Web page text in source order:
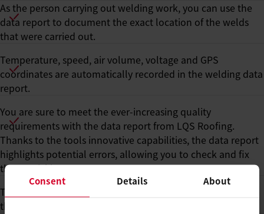
Consent Details About
As the person carrying out welding work, you can use the
data report to document the exact location of the welds
that were carried out.
Temperature, speed, air volume, voltage and GPS
coordinates are automatically recorded in the welding data
report.
You are sure to meet the ever-increasing quality
requirements with the data report from LQS Roofing.
Thanks to the tools innovative capabilities, the data report
highlights potential errors, allowing you to check and fix
them quickly.
The best way to start your LQS roofing subscription is via
the myLeister app.